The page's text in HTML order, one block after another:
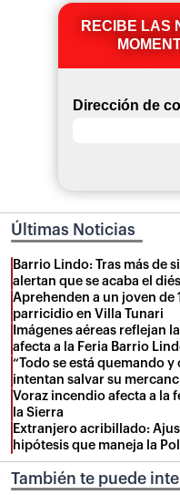
RECIBE LAS
Dirección de
Últimas Noticias
Barrio Lindo: Tras más de
alertan que se acaba el
Aprehenden a un joven de
parricidio en Villa Tunari
Imágenes aéreas reflejan
afecta a la Feria Barrio
“Todo se está quemando
intentan salvar su
Voraz incendio afecta a la
la Sierra
Extranjero acribillado:
hipótesis que maneja la
También te puede